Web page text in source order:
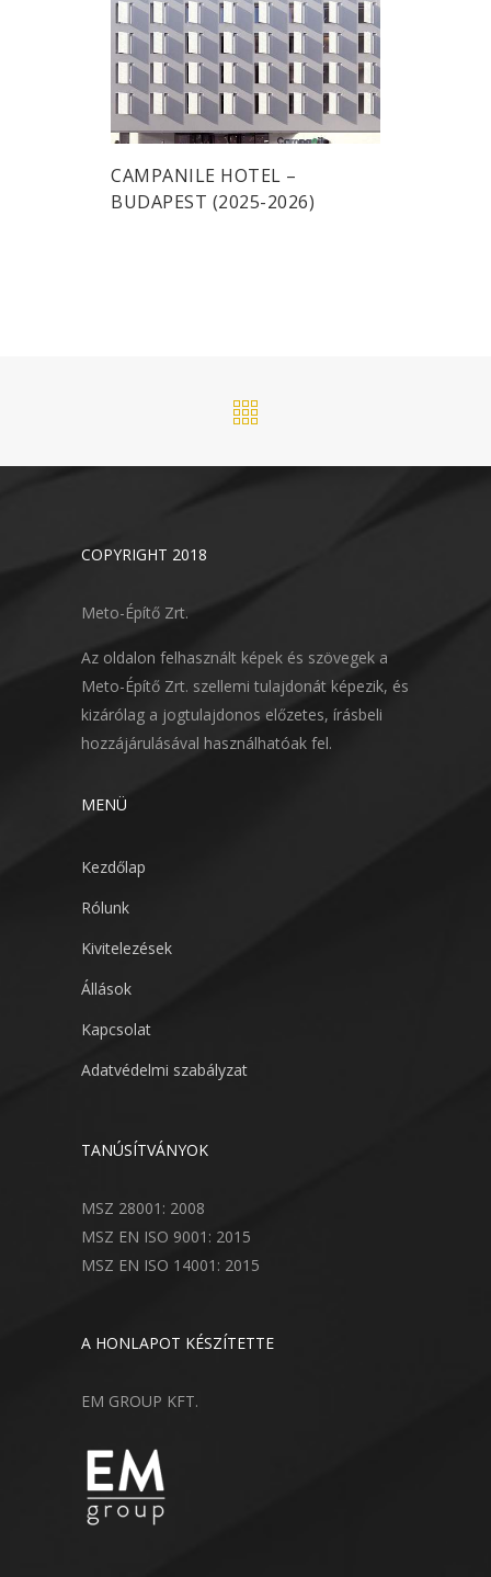
CAMPANILE HOTEL –
BUDAPEST (2025-2026)
COPYRIGHT 2018
Meto-Építő Zrt.
Az oldalon felhasznált képek és szövegek a
Meto-Építő Zrt. szellemi tulajdonát képezik, és
kizárólag a jogtulajdonos előzetes, írásbeli
hozzájárulásával használhatóak fel.
MENÜ
Kezdőlap
Rólunk
Kivitelezések
Állások
Kapcsolat
Adatvédelmi szabályzat
TANÚSÍTVÁNYOK
MSZ 28001: 2008
MSZ EN ISO 9001: 2015
MSZ EN ISO 14001: 2015
A HONLAPOT KÉSZÍTETTE
EM GROUP KFT.